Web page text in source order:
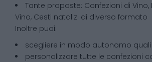
Tante proposte: Confezioni di Vino,
Vino, Cesti natalizi di diverso formato
Inoltre puoi:
scegliere in modo autonomo
personalizzare tutte le confezioni